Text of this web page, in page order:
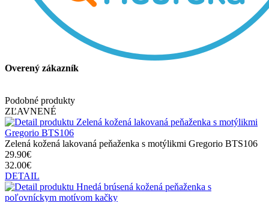
Overený zákazník
Podobné produkty
ZĽAVNENÉ
Zelená kožená lakovaná peňaženka s motýlikmi Gregorio BTS106
29.90€
32.00€
DETAIL